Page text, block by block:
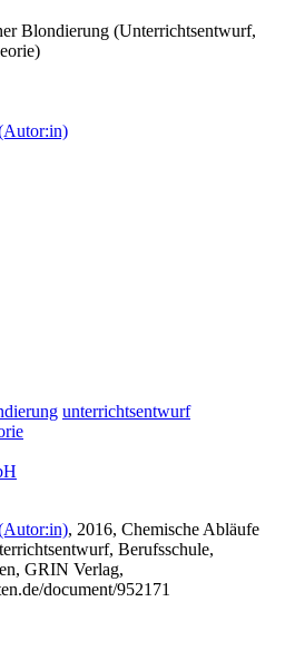
Blondierung (Unterrichtsentwurf,
unterrichtsentwurf
, 2016, Chemische Abläufe
Berufsschule,
GRIN Verlag,
document/952171